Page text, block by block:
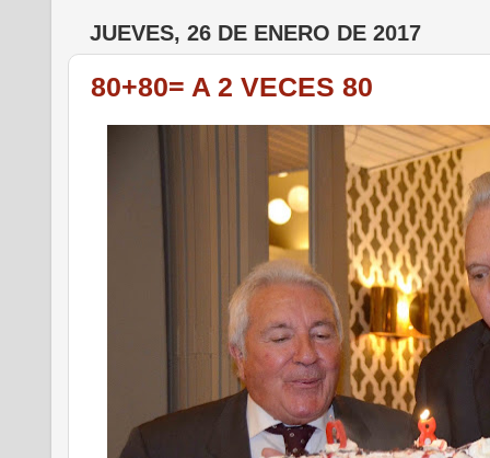
JUEVES, 26 DE ENERO DE 2017
80+80= A 2 VECES 80